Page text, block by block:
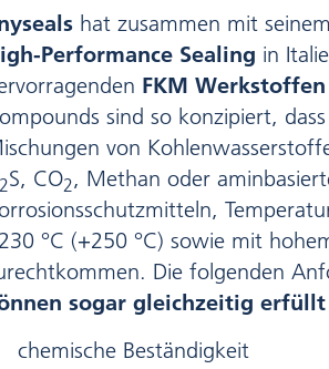
hat zusammen mit
Performance Sealing in
FKM Werkstoffen
sind so konzipiert,
von
2S, CO2, Methan oder
°C (+250 °C) sowie mit
Die folgenden
sogar gleichzeitig
chemische Beständigkeit